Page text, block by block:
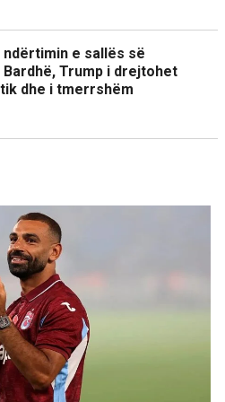
e sallës së
Trump i drejtohet
dhe i tmerrshëm